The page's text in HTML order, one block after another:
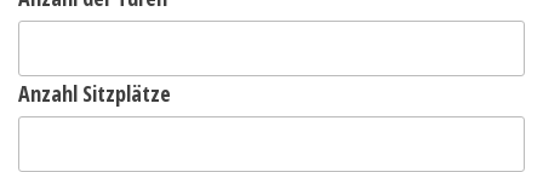
Anzahl Sitzplätze